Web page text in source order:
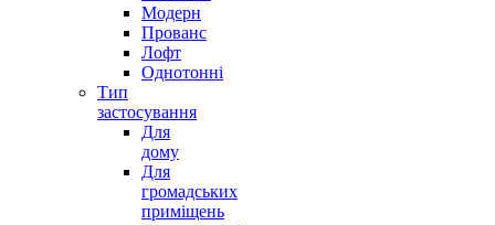
Модерн
Прованс
Лофт
Однотонні
Тип
застосування
Для
дому
Для
громадських
приміщень